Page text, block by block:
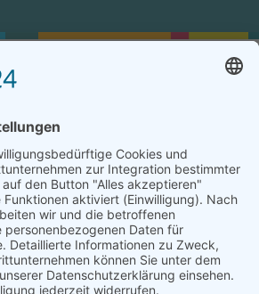
werden im Moment keine Tickets zum
Verkauf angeboten.